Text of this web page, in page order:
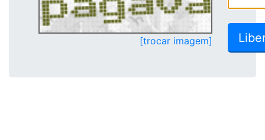
[trocar imagem]